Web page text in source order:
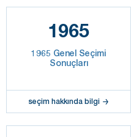
1965
1965 Genel Seçimi
Sonuçları
seçim hakkında bilgi